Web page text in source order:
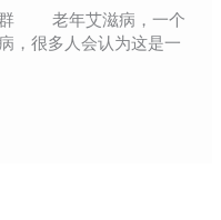
群 老年艾滋病，一个
，很多人会认为这是一